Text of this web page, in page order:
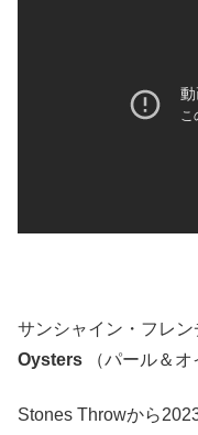
サンシャイン・フレ
Oysters （パール＆オ
Stones Throwから